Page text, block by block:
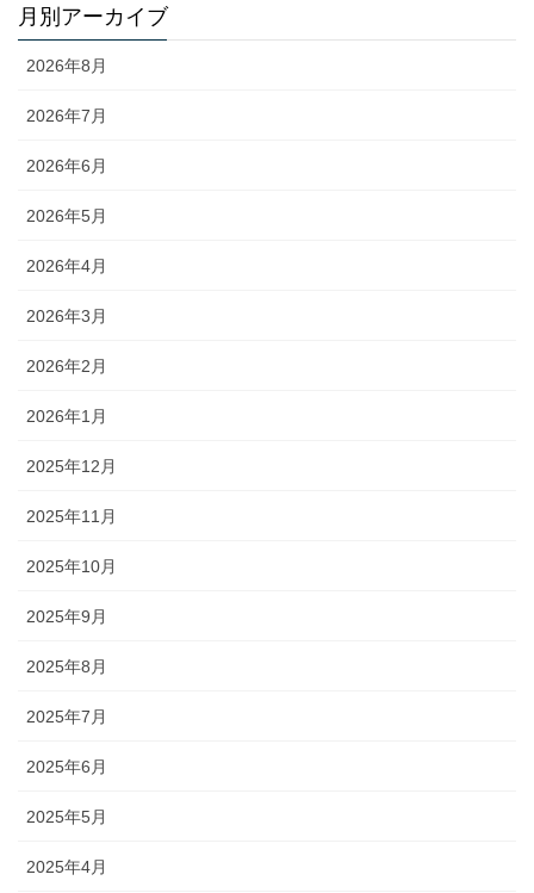
月別アーカイブ
2026年8月
2026年7月
2026年6月
2026年5月
2026年4月
2026年3月
2026年2月
2026年1月
2025年12月
2025年11月
2025年10月
2025年9月
2025年8月
2025年7月
2025年6月
2025年5月
2025年4月